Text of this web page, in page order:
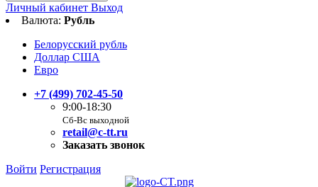
Личный кабинет Выход
Валюта: Рубль
Белорусский рубль
Доллар США
Евро
+7 (499) 702-45-50
9:00-18:30
Сб-Вс выходной
retail@c-tt.ru
Заказать звонок
Войти Регистрация